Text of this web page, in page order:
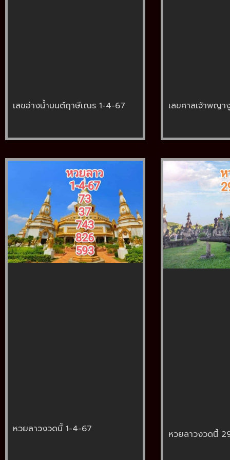
เลขอ่างน้ำมนต์ฤาษีเณร 1-4-67 เลขศาลเจ้าพญ
หวยลาวงวดนี้ 1-4-67 หวยลาวงวดนี้